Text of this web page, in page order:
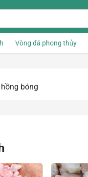
Vòng đá phong thủy
bóng